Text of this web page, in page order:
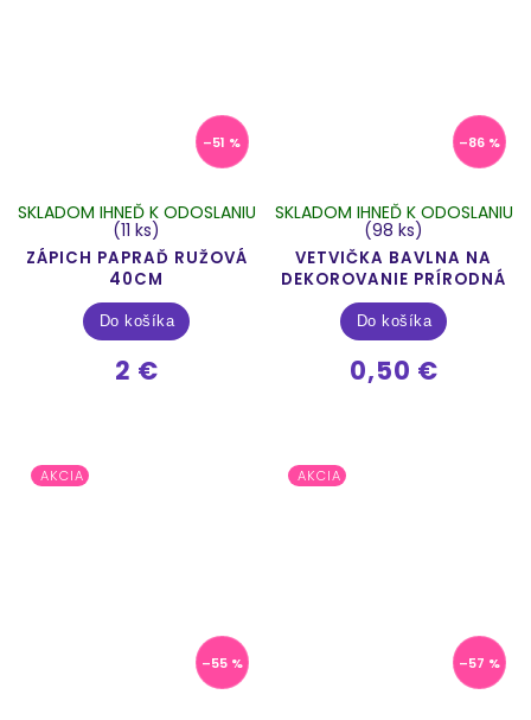
–51 %
ZÁPICH PAPRAĎ RUŽOVÁ
40CM
SKLADOM IHNEĎ K ODOSLANIU
(11 ks)
2 €
Do košíka
–86 %
VETVIČKA BAVLNA NA
DEKOROVANIE PRÍRODNÁ
SKLADOM IHNEĎ K ODOSLANIU
(98 ks)
0,50 €
Do košíka
AKCIA
–55 %
AKCIA
–57 %